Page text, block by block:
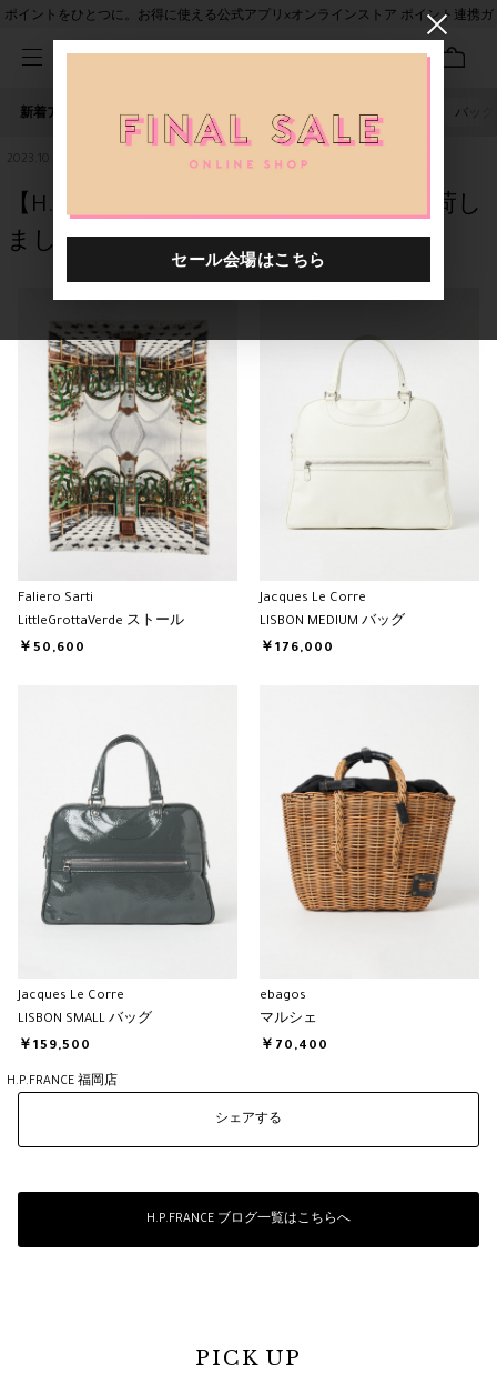
ポイントをひとつに。お得に使える公式アプリ×オンラインストア ポイント連携ガ
新着アイテム 人気ワード セール 40th限定 バッグ
2023.10.30
【H.P.FRANCE 福岡店】Faliero Sarti が入荷し
ました♪
Faliero Sarti
LittleGrottaVerde ストール
￥50,600
Jacques Le Corre
LISBON MEDIUM バッグ
￥176,000
Jacques Le Corre
LISBON SMALL バッグ
￥159,500
ebagos
マルシェ
￥70,400
H.P.FRANCE 福岡店
シェアする
H.P.FRANCE ブログ一覧はこちらへ
PICK UP